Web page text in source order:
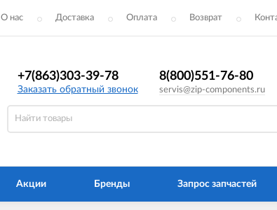
О нас Доставка Оплата Возврат
+7(863)303-39-78
Заказать обратный звонок
8(800)551-76-80
servis@zip-components.ru
Акции Бренды Запрос запчастей